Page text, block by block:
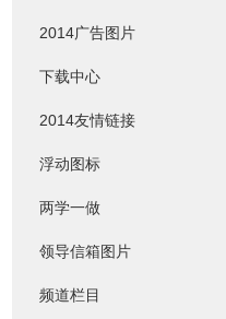
2014广告图片
下载中心
2014友情链接
浮动图标
两学一做
领导信箱图片
频道栏目